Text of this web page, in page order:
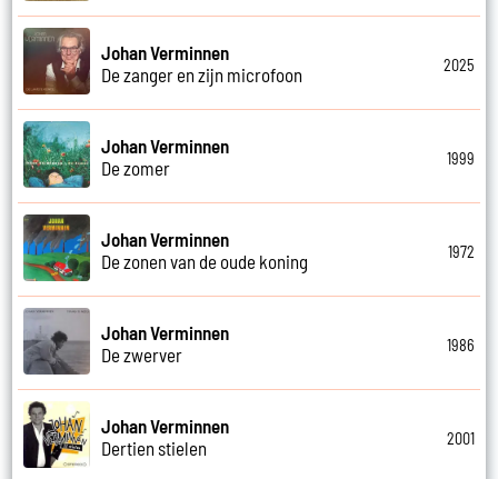
Johan Verminnen
De zanger en zijn microfoon
2025
Johan Verminnen
De zomer
1999
Johan Verminnen
De zonen van de oude koning
1972
Johan Verminnen
De zwerver
1986
Johan Verminnen
Dertien stielen
2001